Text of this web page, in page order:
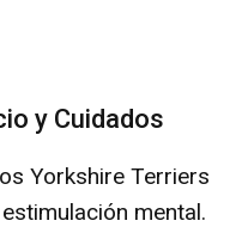
y Cuidados
Yorkshire Terriers
mental.